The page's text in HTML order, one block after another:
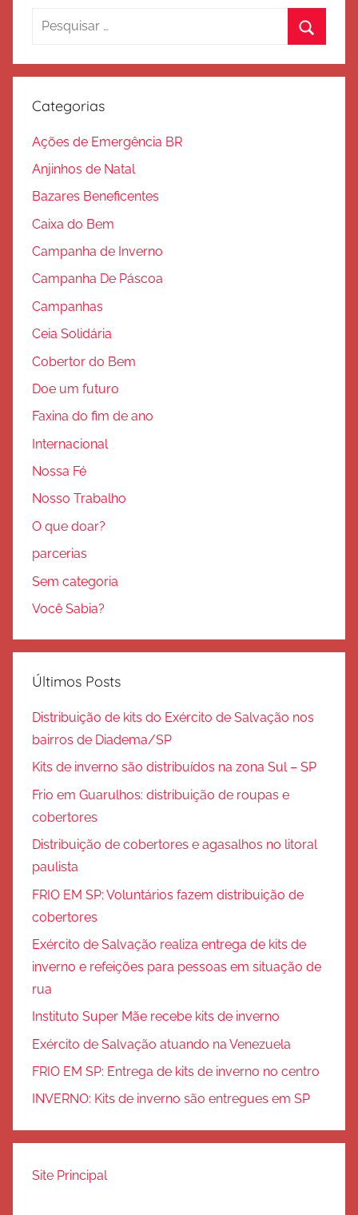
l
Pesquisar
Categorias
Ações de Emergência BR
Anjinhos de Natal
Bazares Beneficentes
Caixa do Bem
Campanha de Inverno
Campanha De Páscoa
Campanhas
Ceia Solidária
Cobertor do Bem
Doe um futuro
Faxina do fim de ano
Internacional
Nossa Fé
Nosso Trabalho
O que doar?
parcerias
Sem categoria
Você Sabia?
Últimos Posts
Distribuição de kits do Exército de Salvação nos
bairros de Diadema/SP
Kits de inverno são distribuídos na zona Sul – SP
Frio em Guarulhos: distribuição de roupas e
cobertores
Distribuição de cobertores e agasalhos no litoral
paulista
FRIO EM SP: Voluntários fazem distribuição de
cobertores
Exército de Salvação realiza entrega de kits de
inverno e refeições para pessoas em situação de
rua
Instituto Super Mãe recebe kits de inverno
Exército de Salvação atuando na Venezuela
FRIO EM SP: Entrega de kits de inverno no centro
INVERNO: Kits de inverno são entregues em SP
Site Principal